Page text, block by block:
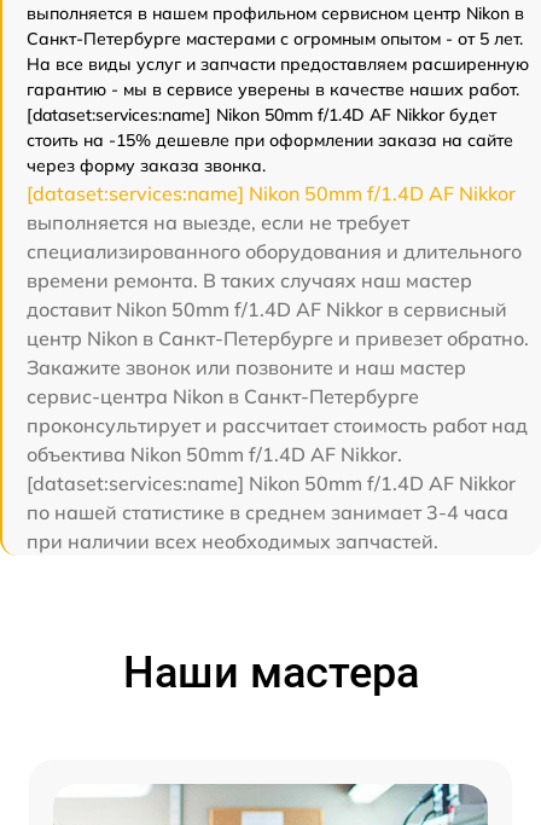
выполняется в нашем профильном сервисном центр Nikon в
Санкт-Петербурге мастерами с огромным опытом - от 5 лет.
На все виды услуг и запчасти предоставляем расширенную
гарантию - мы в сервисе уверены в качестве наших работ.
[dataset:services:name] Nikon 50mm f/1.4D AF Nikkor будет
стоить на -15% дешевле при оформлении заказа на сайте
через форму заказа звонка.
[dataset:services:name] Nikon 50mm f/1.4D AF Nikkor
выполняется на выезде, если не требует
специализированного оборудования и длительного
времени ремонта. В таких случаях наш мастер
доставит Nikon 50mm f/1.4D AF Nikkor в сервисный
центр Nikon в Санкт-Петербурге и привезет обратно.
Закажите звонок или позвоните и наш мастер
сервис-центра Nikon в Санкт-Петербурге
проконсультирует и рассчитает стоимость работ над
объектива Nikon 50mm f/1.4D AF Nikkor.
[dataset:services:name] Nikon 50mm f/1.4D AF Nikkor
по нашей статистике в среднем занимает 3-4 часа
при наличии всех необходимых запчастей.
Наши мастера